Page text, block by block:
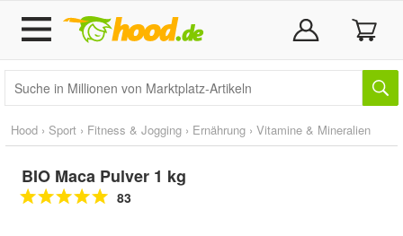
Hood › Sport › Fitness & Jogging › Ernährung › Vitamine & Mineralien
BIO Maca Pulver 1 kg
83